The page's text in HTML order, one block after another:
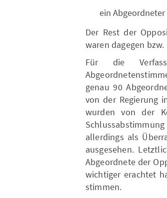
ein
Der Rest der
waren dagegen
Für die
genau 90
von der Regierung
wurden von der
allerdings als
ausgesehen.
Abgeordnete der
wichtiger erachtet
stimmen.